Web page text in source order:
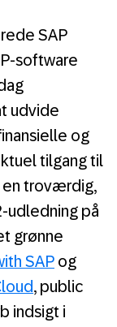
SAP
software
udvide
og
tilgang til
troværdig,
udledning på
grønne
SAP og
, public
indsigt i